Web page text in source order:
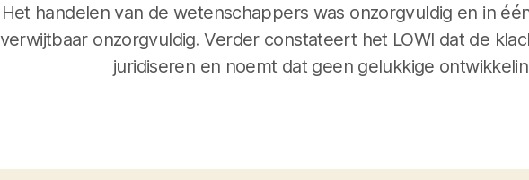
Het handelen van de wetenschappers was onzorgvuldig en in
verwijtbaar onzorgvuldig. Verder constateert het LOWI dat de
juridiseren en noemt dat geen gelukkige